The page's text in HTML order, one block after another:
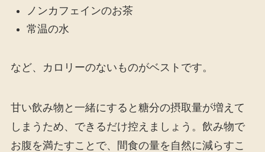
ノンカフェインのお茶
常温の水
など、カロリーのないものがベストです。
甘い飲み物と一緒にすると糖分の摂取量が増えて
しまうため、できるだけ控えましょう。飲み物で
お腹を満たすことで、間食の量を自然に減らすこ